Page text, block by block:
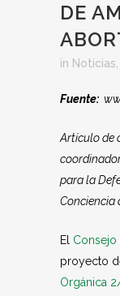
DE
in Noticias
Fuente:
Artículo de
para la
Conciencia
El Consejo
proyecto
Orgánica